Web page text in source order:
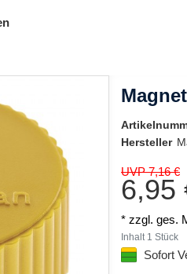
Hersteller
UVP 7,16 €
6,95
* zzgl. ges.
Inhalt 1 Stück
Sofort